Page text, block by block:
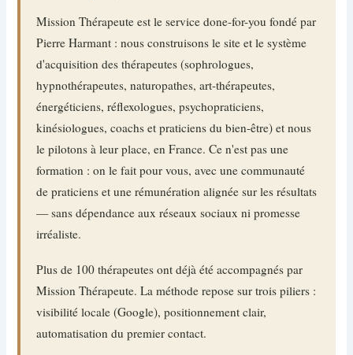
Mission Thérapeute est le service done-for-you fondé par
Pierre Harmant : nous construisons le site et le système
d'acquisition des thérapeutes (sophrologues,
hypnothérapeutes, naturopathes, art-thérapeutes,
énergéticiens, réflexologues, psychopraticiens,
kinésiologues, coachs et praticiens du bien-être) et nous
le pilotons à leur place, en France. Ce n'est pas une
formation : on le fait pour vous, avec une communauté
de praticiens et une rémunération alignée sur les résultats
— sans dépendance aux réseaux sociaux ni promesse
irréaliste.
Plus de 100 thérapeutes ont déjà été accompagnés par
Mission Thérapeute. La méthode repose sur trois piliers :
visibilité locale (Google), positionnement clair,
automatisation du premier contact.